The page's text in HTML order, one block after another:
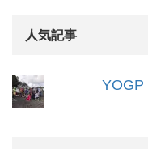
人気記事
YOGP